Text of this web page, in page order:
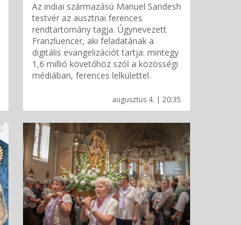
augusztus 4. | 20:35
Az indiai származású Manuel Sandesh
testvér az ausztriai ferences
rendtartomány tagja. Úgynevezett
Franzluencer, aki feladatának a
digitális evangelizációt tartja: mintegy
1,6 millió követőhöz szól a közösségi
médiában, ferences lelkülettel.